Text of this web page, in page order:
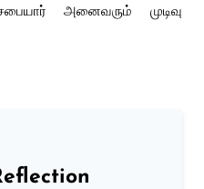
அனைவரும் முடிவு